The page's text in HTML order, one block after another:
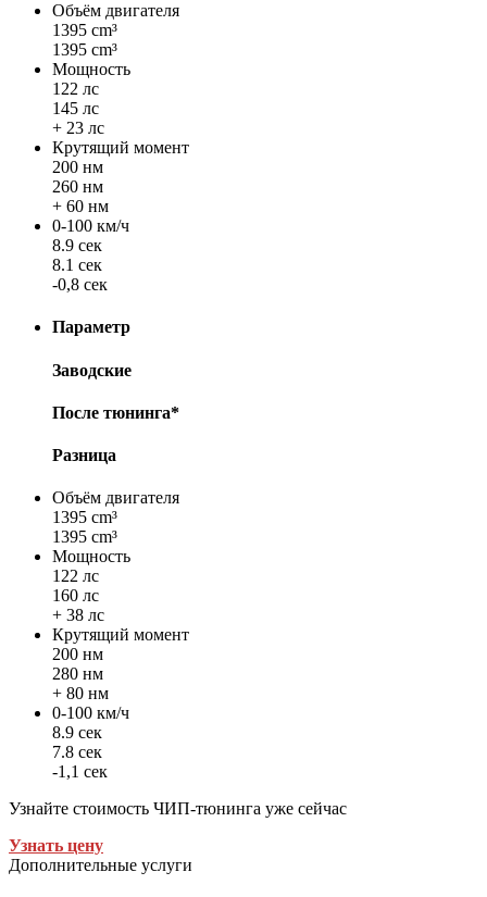
Объём двигателя
1395 cm³
1395 cm³
Мощность
122 лс
145 лс
+ 23 лс
Крутящий момент
200 нм
260 нм
+ 60 нм
0-100 км/ч
8.9 сек
8.1 сек
-0,8 сек
Параметр
Заводские
После тюнинга*
Разница
Объём двигателя
1395 cm³
1395 cm³
Мощность
122 лс
160 лс
+ 38 лс
Крутящий момент
200 нм
280 нм
+ 80 нм
0-100 км/ч
8.9 сек
7.8 сек
-1,1 сек
Узнайте стоимость ЧИП-тюнинга уже сейчас
Узнать цену
Дополнительные услуги